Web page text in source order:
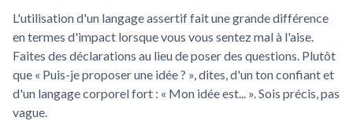
L'utilisation d'un langage assertif fait une grande différence
en termes d'impact lorsque vous vous sentez mal à l'aise.
Faites des déclarations au lieu de poser des questions. Plutôt
que « Puis-je proposer une idée ? », dites, d'un ton confiant et
d'un langage corporel fort : « Mon idée est... ». Sois précis, pas
vague.